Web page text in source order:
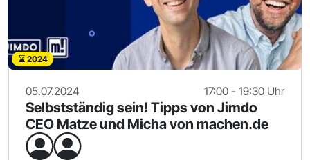
2024
05.07.2024 17:00 - 19:30 Uhr
Selbstständig sein! Tipps von Jimdo
CEO Matze und Micha von machen.de